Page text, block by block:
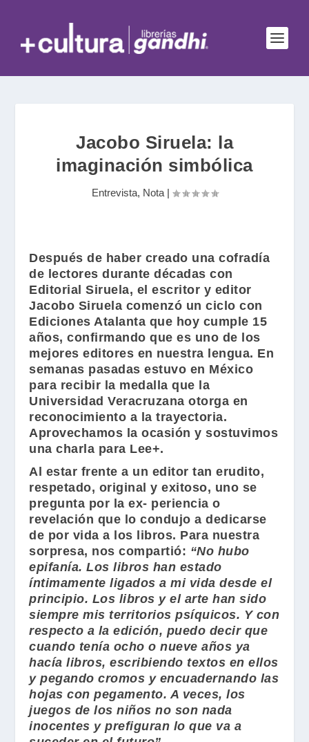
Jacobo Siruela: la
imaginación simbólica
Entrevista, Nota|
Después de haber creado una cofradía
de lectores durante décadas con
Editorial Siruela, el escritor y editor
Jacobo Siruela comenzó un ciclo con
Ediciones Atalanta que hoy cumple 15
años, confirmando que es uno de los
mejores editores en nuestra lengua. En
semanas pasadas estuvo en México
para recibir la medalla que la
Universidad Veracruzana otorga en
reconocimiento a la trayectoria.
Aprovechamos la ocasión y sostuvimos
una charla para Lee+.
Al estar frente a un editor tan erudito,
respetado, original y exitoso, uno se
pregunta por la ex- periencia o
revelación que lo condujo a dedicarse
de por vida a los libros. Para nuestra
sorpresa, nos compartió: “No hubo
epifanía. Los libros han estado
íntimamente ligados a mi vida desde el
principio. Los libros y el arte han sido
siempre mis territorios psíquicos. Y con
respecto a la edición, puedo decir que
cuando tenía ocho o nueve años ya
hacía libros, escribiendo textos en ellos
y pegando cromos y encuadernando las
hojas con pegamento. A veces, los
juegos de los niños no son nada
inocentes y prefiguran lo que va a